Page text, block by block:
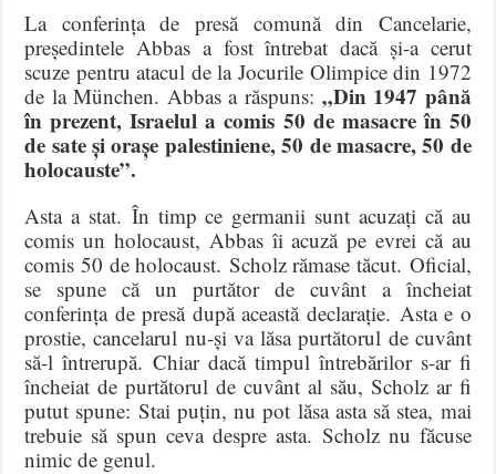
La conferința de presă comună din Cancelarie,
președintele Abbas a fost întrebat dacă și-a cerut
scuze pentru atacul de la Jocurile Olimpice din 1972
de la München. Abbas a răspuns:„Din 1947 până
în prezent, Israelul a comis 50 de masacre în 50
de sate și orașe palestiniene, 50 de masacre, 50 de
holocauste”.
Asta a stat. În timp ce germanii sunt acuzați că au
comis un holocaust, Abbas îi acuză pe evrei că au
comis 50 de holocaust. Scholz rămase tăcut. Oficial,
se spune că un purtător de cuvânt a încheiat
conferința de presă după această declarație. Asta e o
prostie, cancelarul nu-și va lăsa purtătorul de cuvânt
să-l întrerupă. Chiar dacă timpul întrebărilor s-ar fi
încheiat de purtătorul de cuvânt al său, Scholz ar fi
putut spune: Stai puțin, nu pot lăsa asta să stea, mai
trebuie să spun ceva despre asta. Scholz nu făcuse
nimic de genul.